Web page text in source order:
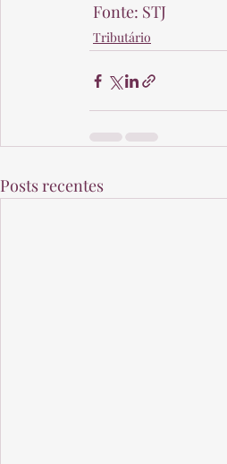
Fonte: STJ
Tributário
Posts recentes